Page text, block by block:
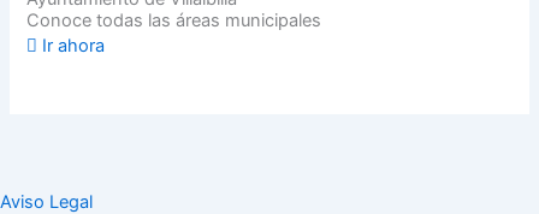
Conoce todas las áreas municipales
Ir ahora
Aviso Legal